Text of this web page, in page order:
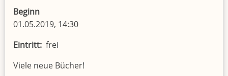
Beginn
01.05.2019, 14:30
Eintritt frei
Viele neue Bücher!